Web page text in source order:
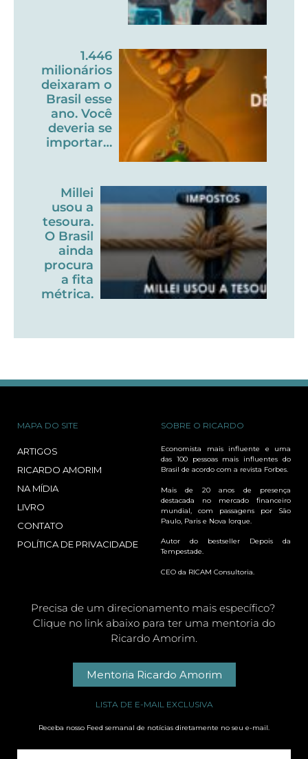
1.446
milionários
deixaram o
Brasil esse
ano. Você
deveria se
importar…
Millei
usou a
tesoura.
O Brasil
ainda
procura
a fita
métrica.
MAPA DO SITE
ARTIGOS
RICARDO AMORIM
NA MÍDIA
LIVRO
CONTATO
POLÍTICA DE PRIVACIDADE
SOBRE O RICARDO
Economista mais influente e uma
das 100 pessoas mais influentes do
Brasil de acordo com a revista Forbes.
Mais de 20 anos de presença
destacada no mercado financeiro
mundial, com passagens por São
Paulo, Paris e Nova Iorque.
Autor do bestseller Depois da
Tempestade.
CEO da RICAM Consultoria.
Precisa de um direcionamento mais específico?
Clique no link abaixo para ter uma mentoria do
Ricardo Amorim.
Mentoria Ricardo Amorim
LISTA DE E-MAIL EXCLUSIVA
Receba nosso Feed semanal de notícias diretamente no seu e-mail.